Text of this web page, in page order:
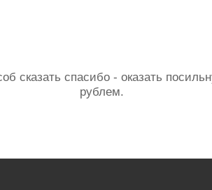
сказать спасибо - оказать
рублем.